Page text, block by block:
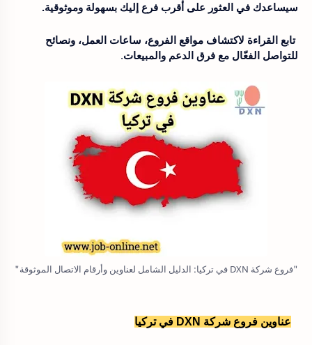
سيساعدك في العثور على أقرب فرع إليك بسهولة وموثوقية.
تابع القراءة لاكتشاف مواقع الفروع، ساعات العمل، ونصائح
للتواصل الفعّال مع فرق الدعم والمبيعات.
"فروع شركة DXN في تركيا: الدليل الشامل لعناوين وأرقام الاتصال الموثوقة"
عناوين فروع شركة DXN في تركيا